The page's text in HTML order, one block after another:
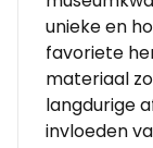
unieke en
favoriete
materiaal
langdurige
invloeden